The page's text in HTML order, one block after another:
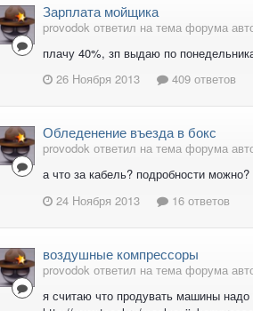
Зарплата мойщика
provodok ответил на тема форума
плачу 40%, зп выдаю по
26 Ноября 2013
409 ответов
Обледенение въезда в бокс
provodok ответил на тема форума
а что за кабель? подробности можно?
24 Ноября 2013
16 ответов
воздушные компрессоры
provodok ответил на тема форума
я считаю что продувать машины надо